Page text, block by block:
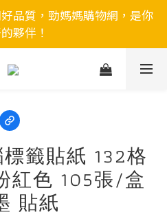
品質，勁媽媽購物網，是你
夥伴！
籤貼紙 132格
紅色 105張/盒
貼紙